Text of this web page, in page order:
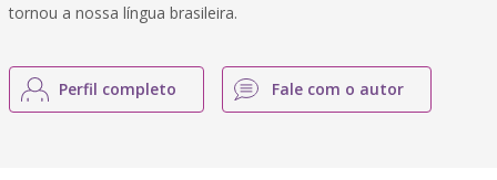
tornou a nossa língua brasileira.
Perfil completo Fale com o autor